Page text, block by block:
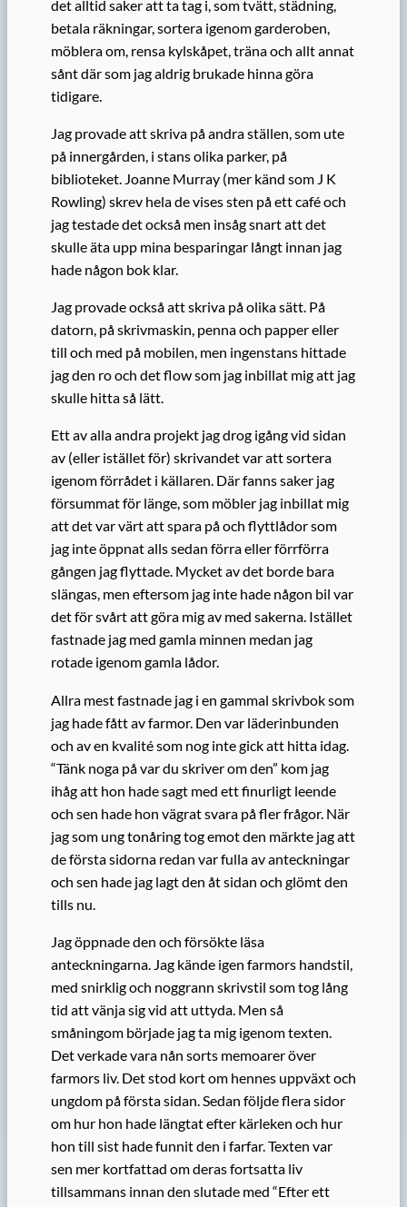
det alltid saker att ta tag i, som tvätt, städning,
betala räkningar, sortera igenom garderoben,
möblera om, rensa kylskåpet, träna och allt annat
sånt där som jag aldrig brukade hinna göra
tidigare.
Jag provade att skriva på andra ställen, som ute
på innergården, i stans olika parker, på
biblioteket. Joanne Murray (mer känd som J K
Rowling) skrev hela de vises sten på ett café och
jag testade det också men insåg snart att det
skulle äta upp mina besparingar långt innan jag
hade någon bok klar.
Jag provade också att skriva på olika sätt. På
datorn, på skrivmaskin, penna och papper eller
till och med på mobilen, men ingenstans hittade
jag den ro och det flow som jag inbillat mig att jag
skulle hitta så lätt.
Ett av alla andra projekt jag drog igång vid sidan
av (eller istället för) skrivandet var att sortera
igenom förrådet i källaren. Där fanns saker jag
försummat för länge, som möbler jag inbillat mig
att det var värt att spara på och flyttlådor som
jag inte öppnat alls sedan förra eller förrförra
gången jag flyttade. Mycket av det borde bara
slängas, men eftersom jag inte hade någon bil var
det för svårt att göra mig av med sakerna. Istället
fastnade jag med gamla minnen medan jag
rotade igenom gamla lådor.
Allra mest fastnade jag i en gammal skrivbok som
jag hade fått av farmor. Den var läderinbunden
och av en kvalité som nog inte gick att hitta idag.
“Tänk noga på var du skriver om den” kom jag
ihåg att hon hade sagt med ett finurligt leende
och sen hade hon vägrat svara på fler frågor. När
jag som ung tonåring tog emot den märkte jag att
de första sidorna redan var fulla av anteckningar
och sen hade jag lagt den åt sidan och glömt den
tills nu.
Jag öppnade den och försökte läsa
anteckningarna. Jag kände igen farmors handstil,
med snirklig och noggrann skrivstil som tog lång
tid att vänja sig vid att uttyda. Men så
småningom började jag ta mig igenom texten.
Det verkade vara nån sorts memoarer över
farmors liv. Det stod kort om hennes uppväxt och
ungdom på första sidan. Sedan följde flera sidor
om hur hon hade längtat efter kärleken och hur
hon till sist hade funnit den i farfar. Texten var
sen mer kortfattad om deras fortsatta liv
tillsammans innan den slutade med “Efter ett